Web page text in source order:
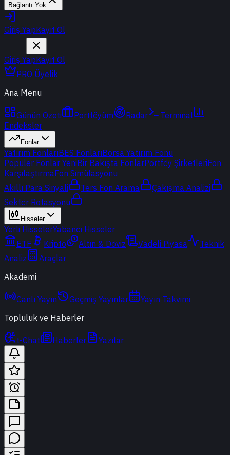
Bağlantı Yok
Giriş YapKayıt Ol
Giriş YapKayıt Ol
PRO Üyelik
Ana Menu
Günün Özeti Portföyüm Radar
Terminal
Endeksler
Fonlar
Yatırım FonlarıBES FonlarıBorsa Yatırım Fonu
Popüler Fonlar YeniBir Bakışta FonlarPortföy ŞirketleriFon
KarşılaştırmaFon Simülasyonu
Akıllı Para Sinyali
Ters Fon Arama
Çakışma Analizi
Sektör Rotasyonu
Hisseler
Yerli HisselerYabancı Hisseler
ETF
Kripto Altın & Döviz Vadeli Piyasa
Teknik
Analiz
Araçlar
Akademi
Canlı Yayın Geçmiş Yayınlar
Yayın Takvimi
Topluluk ve Haberler
t-Chat Haberler Yazılar